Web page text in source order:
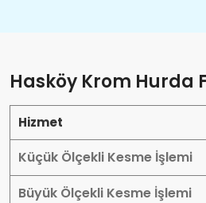
Hasköy Krom Hurda
Hizmet
Küçük Ölçekli Kesme İşlemi
Büyük Ölçekli Kesme İşlemi